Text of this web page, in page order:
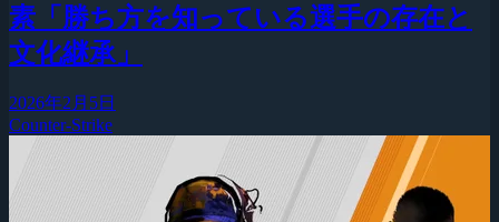
素「勝ち方を知っている選手の存在と
文化継承」
2026年2月5日
Counter-Strike